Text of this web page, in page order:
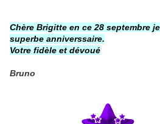
Chère Brigitte en ce 28 septembre
superbe anniverssaire.
Votre fidèle et dévoué
Bruno